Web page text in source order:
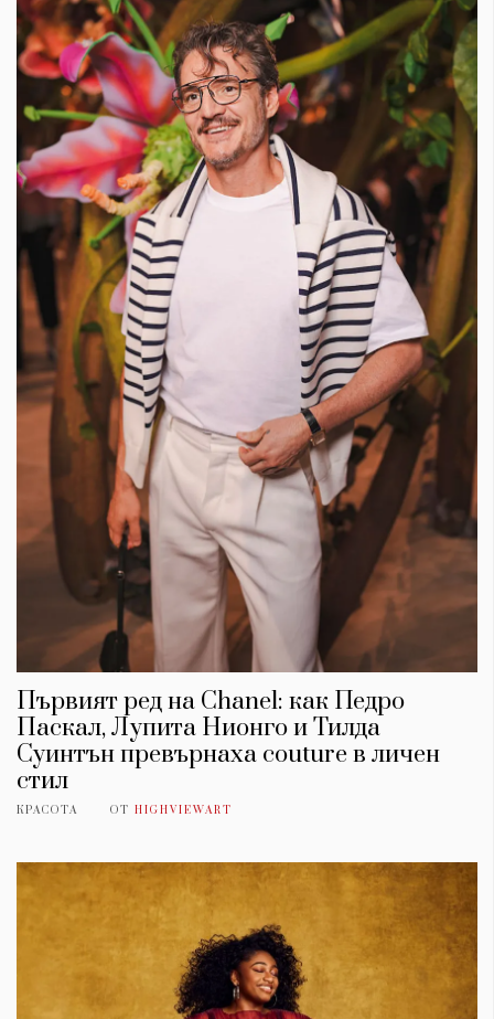
Първият ред на Chanel: как Педро
Паскал, Лупита Нионго и Тилда
Суинтън превърнаха couture в личен
стил
КРАСОТА ОТ HIGHVIEWART